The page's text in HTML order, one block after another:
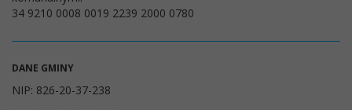
34 9210 0008 0019 2239 2000 0780
DANE GMINY
NIP: 826-20-37-238